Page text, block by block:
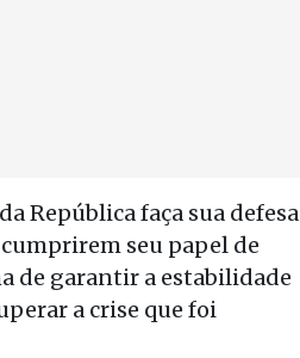
República faça sua defesa
seu papel de
de garantir a estabilidade
a crise que foi